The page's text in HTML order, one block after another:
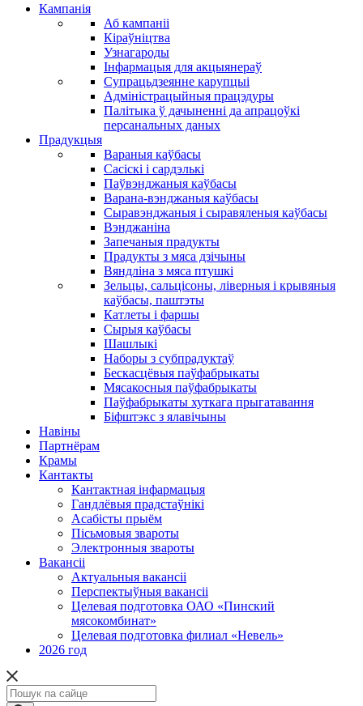
Кампанія
Аб кампаніі
Кіраўніцтва
Узнагароды
Інфармацыя для акцыянераў
Супрацьдзеянне карупцыі
Адміністрацыйныя працэдуры
Палітыка ў дачыненні да апрацоўкі
персанальных даных
Прадукцыя
Вараныя каўбасы
Сасіскі і сардэлькі
Паўвэнджаныя каўбасы
Варана-вэнджаныя каўбасы
Сыравэнджаныя і сыравяленыя каўбасы
Вэнджаніна
Запечаныя прадукты
Прадукты з мяса дзічыны
Вяндліна з мяса птушкі
Зельцы, сальцісоны, ліверныя і крывяныя
каўбасы, паштэты
Катлеты і фаршы
Сырыя каўбасы
Шашлыкі
Наборы з субпрадуктаў
Бескасцёвыя паўфабрыкаты
Мясакосныя паўфабрыкаты
Паўфабрыкаты хуткага прыгатавання
Біфштэкс з ялавічыны
Навіны
Партнёрам
Крамы
Кантакты
Кантактная інфармацыя
Гандлёвыя прадстаўнікі
Асабісты прыём
Пісьмовыя звароты
Электронныя звароты
Вакансіі
Актуальныя вакансіі
Перспектыўныя вакансіі
Целевая подготовка ОАО «Пинский
мясокомбинат»
Целевая подготовка филиал «Невель»
2026 год